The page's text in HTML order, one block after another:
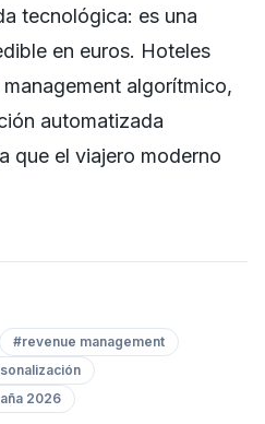
tecnológica: es una
en euros. Hoteles
algorítmico,
automatizada
que el viajero moderno
#revenue management
2026